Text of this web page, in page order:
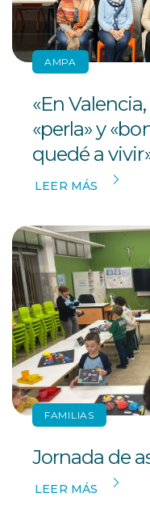
AMPA
«En
«perla» y
quedé a
LEER MÁS
FAMILIAS
Jornada de
LEER MÁS